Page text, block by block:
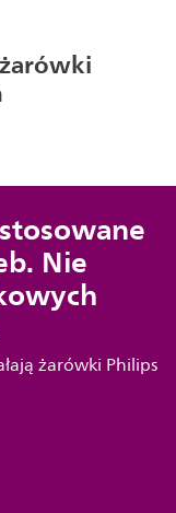
Nie
żarówki Philips